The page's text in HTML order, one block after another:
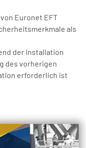
Euronet EFT
als
der Installation
des vorherigen
erforderlich ist